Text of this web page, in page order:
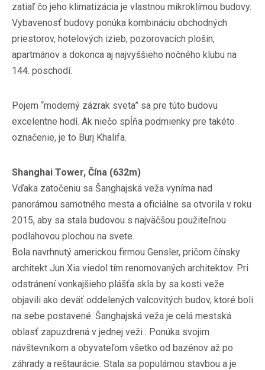
zatiaľ čo jeho klimatizácia je vlastnou mikroklímou budovy.
Vybavenosť budovy ponúka kombináciu obchodných
priestorov, hotelových izieb, pozorovacích plošín,
apartmánov a dokonca aj najvyššieho nočného klubu na
144. poschodí.
Pojem “moderný zázrak sveta” sa pre túto budovu
excelentne hodí. Ak niečo spĺňa podmienky pre takéto
označenie, je to Burj Khalifa.
Shanghai Tower, Čína (632m)
Vďaka zatočeniu sa Šanghajská veža vyníma nad
panorámou samotného mesta a oficiálne sa otvorila v roku
2015, aby sa stala budovou s najväčšou použiteľnou
podlahovou plochou na svete.
Bola navrhnutý americkou firmou Gensler, pričom čínsky
architekt Jun Xia viedol tím renomovaných architektov. Pri
odstránení vonkajšieho plášťa skla by sa kosti veže
objavili ako deväť oddelených valcovitých budov, ktoré boli
na sebe postavené. Šanghajská veža je celá mestská
oblasť zapuzdrená v jednej veži . Ponúka svojim
návštevníkom a obyvateľom všetko od bazénov až po
záhrady a reštaurácie. Stala sa populárnou stavbou a je